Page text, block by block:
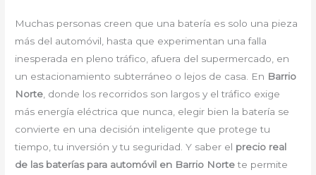
Muchas personas creen que una batería es solo una pieza
más del automóvil, hasta que experimentan una falla
inesperada en pleno tráfico, afuera del supermercado, en
un estacionamiento subterráneo o lejos de casa. En Barrio
Norte , donde los recorridos son largos y el tráfico exige
más energía eléctrica que nunca, elegir bien la batería se
convierte en una decisión inteligente que protege tu
tiempo, tu inversión y tu seguridad. Y saber el precio real
de las baterías para automóvil en Barrio Nortete permite